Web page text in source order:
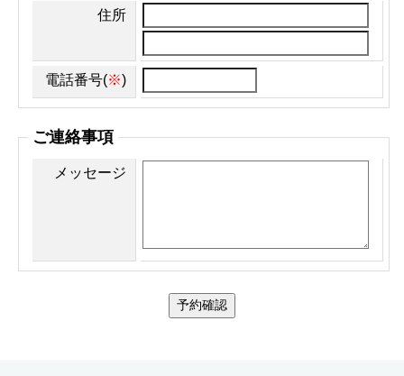
住所
電話番号(※)
ご連絡事項
メッセージ
予約確認